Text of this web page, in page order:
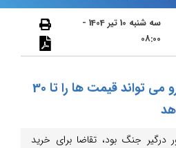
سه شنبه 10 تیر 1404 -
08:00
آیین نامه واردات خودرو می تواند قیمت ها را تا 30
درگیر جنگ بود، تقاضا برای خرید